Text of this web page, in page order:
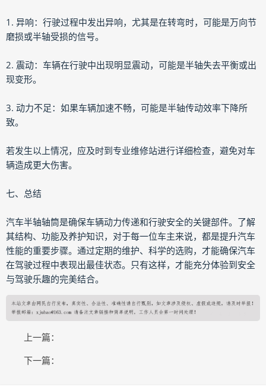
1. 异响：行驶过程中发出异响，尤其是在转弯时，可能是万向节
磨损或半轴受损的信号。
2. 震动：车辆在行驶中出现明显震动，可能是半轴失去平衡或出
现变形。
3. 动力不足：如果车辆加速不畅，可能是半轴传动效率下降所
致。
若发生以上情况，应及时到专业维修站进行详细检查，避免对车
辆造成更大伤害。
七、总结
汽车半轴轴筒是确保车辆动力传递和行驶安全的关键部件。了解
其结构、功能及养护知识，对于每一位车主来说，都是提升汽车
性能的重要步骤。通过定期的维护、科学的选购，才能确保汽车
在驾驶过程中表现出最佳状态。只有这样，才能充分体验到安全
与驾驶乐趣的完美结合。
上一篇：
下一篇：